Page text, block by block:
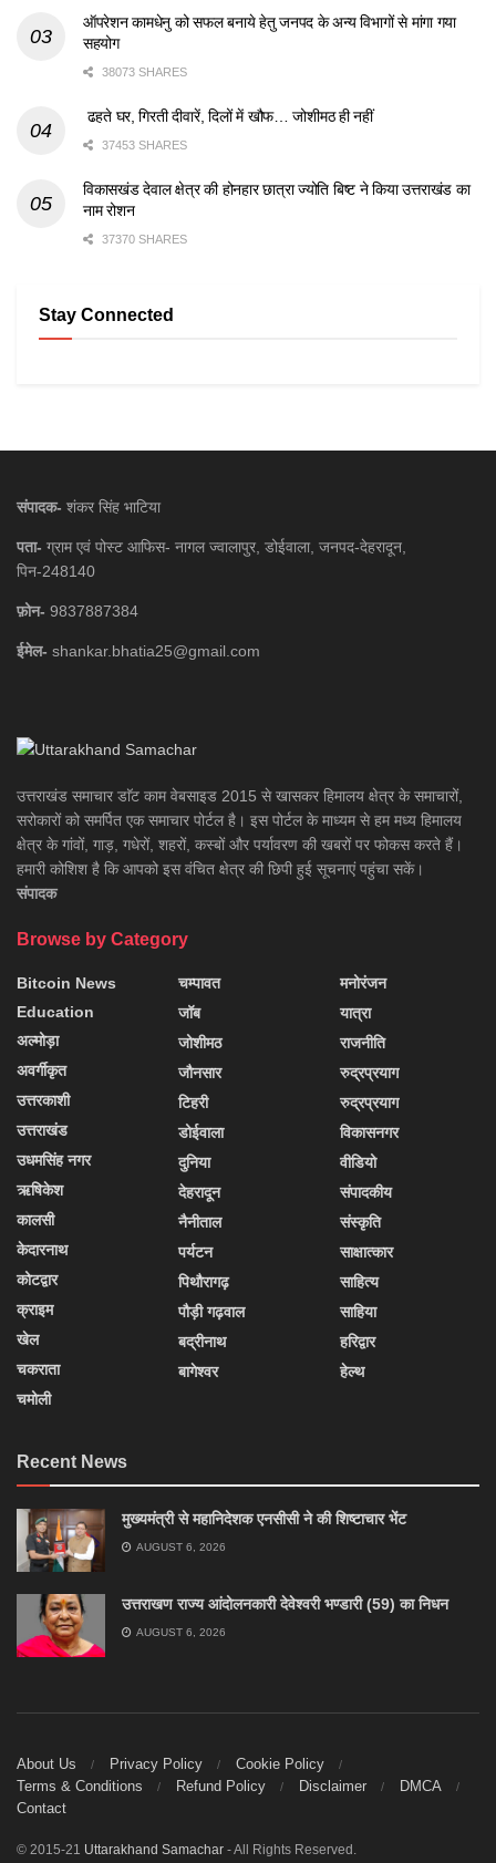
ऑपरेशन कामधेनु को सफल बनाये हेतु जनपद के अन्य विभागों से मांगा गया
सहयोग
38073 SHARES
ढहते घर, गिरती दीवारें, दिलों में खौफ… जोशीमठ ही नहीं
37453 SHARES
विकासखंड देवाल क्षेत्र की होनहार छात्रा ज्योति बिष्ट ने किया उत्तराखंड का
नाम रोशन
37370 SHARES
Stay Connected
संपादक- शंकर सिंह भाटिया
पता- ग्राम एवं पोस्ट आफिस- नागल ज्वालापुर, डोईवाला, जनपद-देहरादून,
पिन-248140
फ़ोन- 9837887384
ईमेल- shankar.bhatia25@gmail.com
उत्तराखंड समाचार डाॅट काम वेबसाइड 2015 से खासकर हिमालय क्षेत्र के समाचारों,
सरोकारों को समर्पित एक समाचार पोर्टल है। इस पोर्टल के माध्यम से हम मध्य हिमालय
क्षेत्र के गांवों, गाड़, गधेरों, शहरों, कस्बों और पर्यावरण की खबरों पर फोकस करते हैं।
हमारी कोशिश है कि आपको इस वंचित क्षेत्र की छिपी हुई सूचनाएं पहुंचा सकें।
संपादक
Browse by Category
Bitcoin News
Education
अल्मोड़ा
अवर्गीकृत
उत्तरकाशी
उत्तराखंड
उधमसिंह नगर
ऋषिकेश
कालसी
केदारनाथ
कोटद्वार
क्राइम
खेल
चकराता
चमोली
चम्पावत
जॉब
जोशीमठ
जौनसार
टिहरी
डोईवाला
दुनिया
देहरादून
नैनीताल
पर्यटन
पिथौरागढ़
पौड़ी गढ़वाल
बद्रीनाथ
बागेश्वर
मनोरंजन
यात्रा
राजनीति
रुद्रप्रयाग
रुद्रप्रयाग
विकासनगर
वीडियो
संपादकीय
संस्कृति
साक्षात्कार
साहित्य
साहिया
हरिद्वार
हेल्थ
Recent News
मुख्यमंत्री से महानिदेशक एनसीसी ने की शिष्टाचार भेंट
AUGUST 6, 2026
उत्तराखण राज्य आंदोलनकारी देवेश्वरी भण्डारी (59) का निधन
AUGUST 6, 2026
About Us Privacy Policy
Cookie Policy
Terms & Conditions
Refund Policy Disclaimer
DMCA
Contact
© 2015-21 Uttarakhand Samachar - All Rights Reserved.